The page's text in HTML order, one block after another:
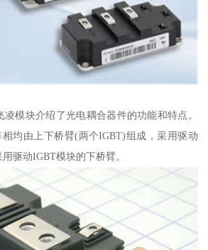
模块介绍了光电耦合器件的功能和特点。
均由上下桥臂(两个IGBT)组成，采用驱动
驱动IGBT模块的下桥臂。